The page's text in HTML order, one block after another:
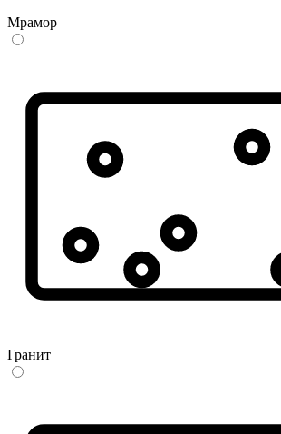
Мрамор
Гранит